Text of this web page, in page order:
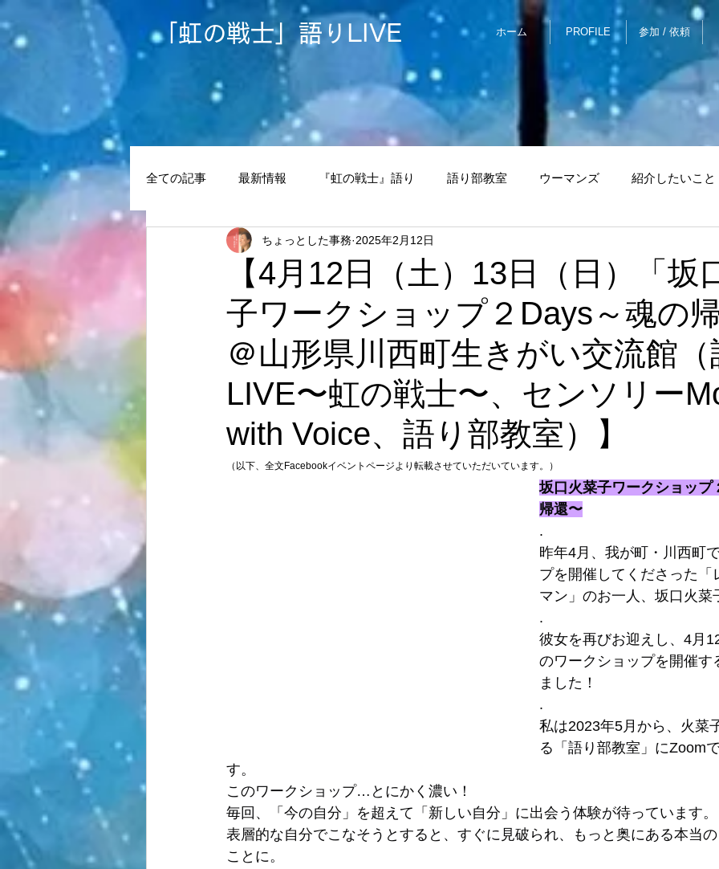
ホーム PROFILE 参加 / 依頼
​「虹の戦士」語りLIVE
全ての記事 最新情報 『虹の戦士』語り 語り部教室 ウーマンズ 紹介したいこと
トーキングサークル ちょっとしたCAFE
虹の戦士の環 センソリーMove with Voice
【4月12日（土）13日（日）「坂
子ワークショップ２Days～魂の
＠山形県川西町生きがい交流館（
LIVE〜虹の戦士〜、センソリー
with Voice、語り部教室）】
ちょっとした事務 2025年2月12日
（以下、全文Facebookイベントページより転載させていただいています。）
坂口火菜子ワークショップ
帰還〜
.
昨年4月、我が町・川西町
プを開催してくださった「
マン」のお一人、坂口火菜
.
彼女を再びお迎えし、4月
のワークショップを開催す
ました！
.
私は2023年5月から、火菜
る「語り部教室」にZoom
す。
このワークショップ…とにかく濃い！
毎回、「今の自分」を超えて「新しい自分」に出会う体験が待っています。
表層的な自分でこなそうとすると、すぐに見破られ、もっと奥にある本当
ことに。